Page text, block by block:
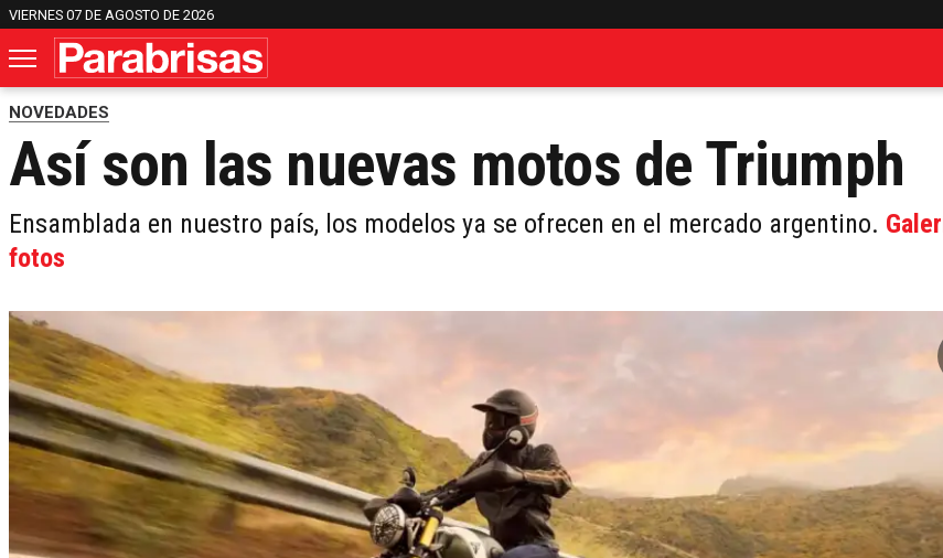
VIERNES 07 DE AGOSTO DE 2026
NOVEDADES
Así son las nuevas motos de Triumph
Ensamblada en nuestro país, los modelos ya se ofrecen en el mercado argentino.
fotos